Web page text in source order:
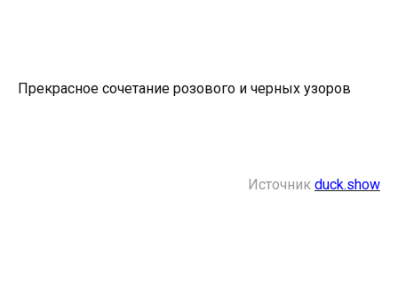
Прекрасное сочетание розового и черных узоров
Источник duck.show